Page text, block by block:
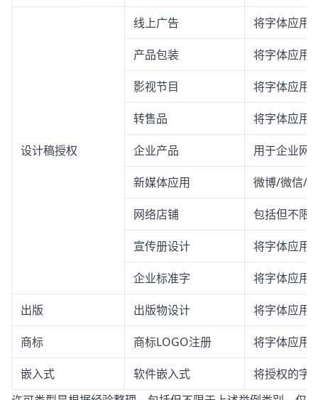
设计稿授权
线上广告 将字体应用
产品包装 将字体应用
影视节目 将字体应用
转售品 将字体应用
企业产品 用于企业网
新媒体应用 微博/微信/
网络店铺 包括但不限
宣传册设计 将字体应用
企业标准字 将字体应用
出版 出版物设计 将字体应用
商标 商标LOGO注册 将字体应用
嵌入式 软件嵌入式
将授权的字